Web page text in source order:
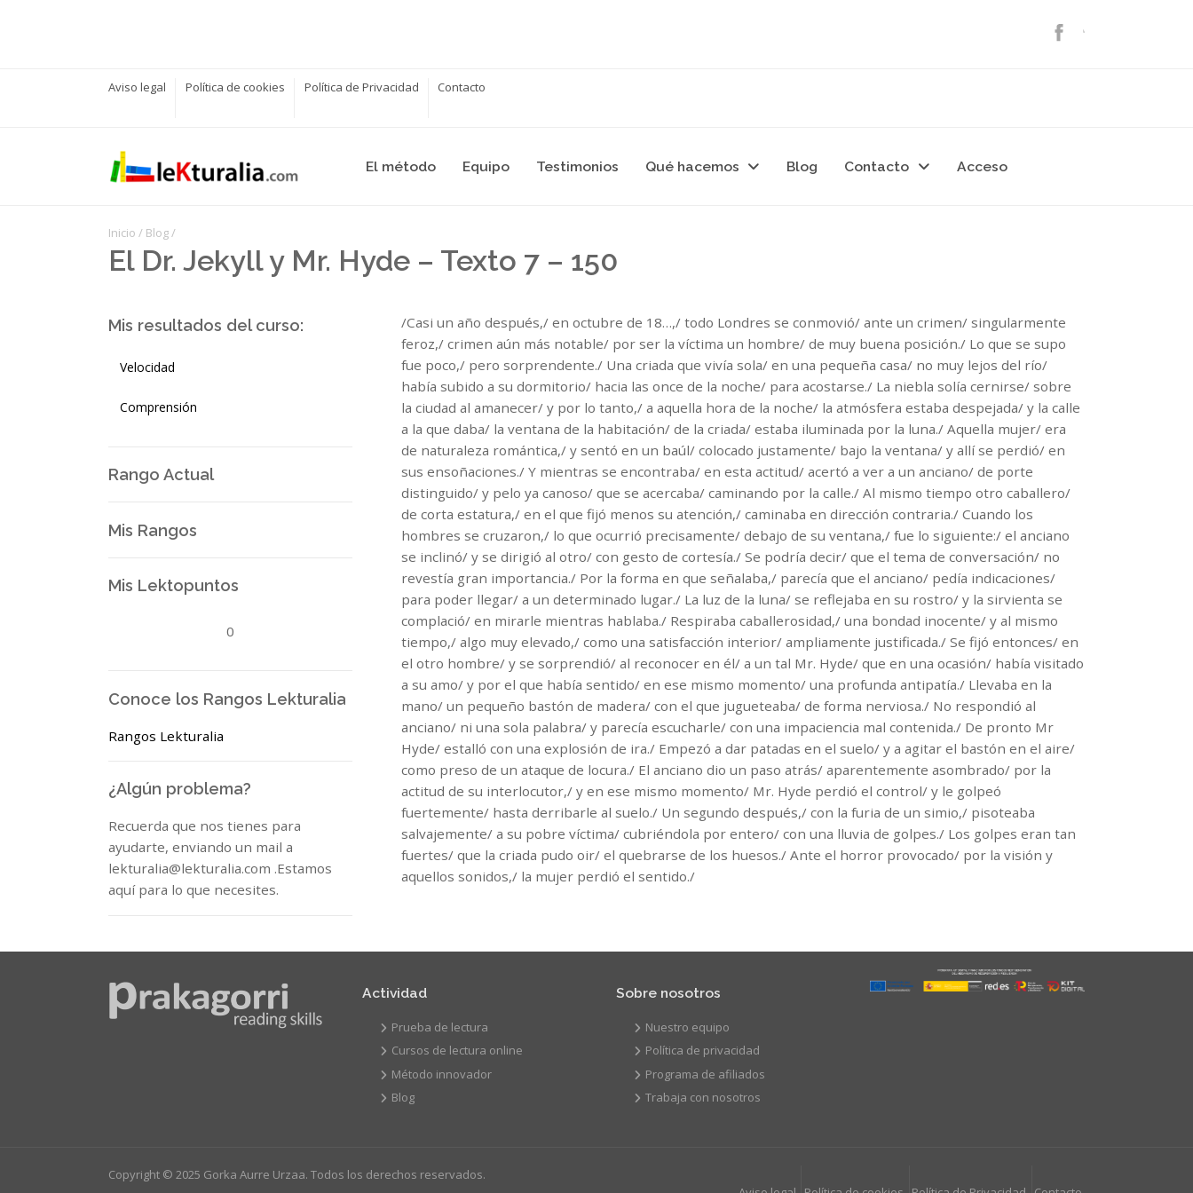
Aviso legal Política de cookies Política de Privacidad Contacto
El método Equipo Testimonios Qué hacemos Blog Contacto Acceso
Inicio / Blog/
El Dr. Jekyll y Mr. Hyde – Texto 7 – 150
/Casi un año después,/ en octubre de 18…,/ todo Londres se conmovió/ ante un crimen/ singularmente
feroz,/ crimen aún más notable/ por ser la víctima un hombre/ de muy buena posición./ Lo que se supo
fue poco,/ pero sorprendente./ Una criada que vivía sola/ en una pequeña casa/ no muy lejos del río/
había subido a su dormitorio/ hacia las once de la noche/ para acostarse./ La niebla solía cernirse/ sobre
la ciudad al amanecer/ y por lo tanto,/ a aquella hora de la noche/ la atmósfera estaba despejada/ y la calle
a la que daba/ la ventana de la habitación/ de la criada/ estaba iluminada por la luna./ Aquella mujer/ era
de naturaleza romántica,/ y sentó en un baúl/ colocado justamente/ bajo la ventana/ y allí se perdió/ en
sus ensoñaciones./ Y mientras se encontraba/ en esta actitud/ acertó a ver a un anciano/ de porte
distinguido/ y pelo ya canoso/ que se acercaba/ caminando por la calle./ Al mismo tiempo otro caballero/
de corta estatura,/ en el que fijó menos su atención,/ caminaba en dirección contraria./ Cuando los
hombres se cruzaron,/ lo que ocurrió precisamente/ debajo de su ventana,/ fue lo siguiente:/ el anciano
se inclinó/ y se dirigió al otro/ con gesto de cortesía./ Se podría decir/ que el tema de conversación/ no
revestía gran importancia./ Por la forma en que señalaba,/ parecía que el anciano/ pedía indicaciones/
para poder llegar/ a un determinado lugar./ La luz de la luna/ se reflejaba en su rostro/ y la sirvienta se
complació/ en mirarle mientras hablaba./ Respiraba caballerosidad,/ una bondad inocente/ y al mismo
tiempo,/ algo muy elevado,/ como una satisfacción interior/ ampliamente justificada./ Se fijó entonces/ en
el otro hombre/ y se sorprendió/ al reconocer en él/ a un tal Mr. Hyde/ que en una ocasión/ había visitado
a su amo/ y por el que había sentido/ en ese mismo momento/ una profunda antipatía./ Llevaba en la
mano/ un pequeño bastón de madera/ con el que jugueteaba/ de forma nerviosa./ No respondió al
anciano/ ni una sola palabra/ y parecía escucharle/ con una impaciencia mal contenida./ De pronto Mr
Hyde/ estalló con una explosión de ira./ Empezó a dar patadas en el suelo/ y a agitar el bastón en el aire/
como preso de un ataque de locura./ El anciano dio un paso atrás/ aparentemente asombrado/ por la
actitud de su interlocutor,/ y en ese mismo momento/ Mr. Hyde perdió el control/ y le golpeó
fuertemente/ hasta derribarle al suelo./ Un segundo después,/ con la furia de un simio,/ pisoteaba
salvajemente/ a su pobre víctima/ cubriéndola por entero/ con una lluvia de golpes./ Los golpes eran tan
fuertes/ que la criada pudo oir/ el quebrarse de los huesos./ Ante el horror provocado/ por la visión y
aquellos sonidos,/ la mujer perdió el sentido./
Mis resultados del curso:
Velocidad
Comprensión
Rango Actual
Mis Rangos
Mis Lektopuntos
0
Conoce los Rangos Lekturalia
Rangos Lekturalia
¿Algún problema?
Recuerda que nos tienes para
ayudarte, enviando un mail a
lekturalia@lekturalia.com .Estamos
aquí para lo que necesites.
Actividad
Prueba de lectura
Cursos de lectura online
Método innovador
Blog
Sobre nosotros
Nuestro equipo
Política de privacidad
Programa de afiliados
Trabaja con nosotros
Copyright © 2025 Gorka Aurre Urzaa. Todos los derechos reservados.